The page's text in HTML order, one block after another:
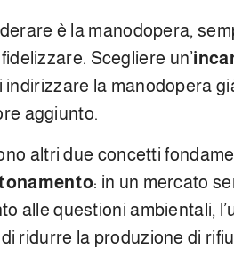
è la manodopera,
Scegliere un’
indirizzare la manodopera
aggiunto.
altri due concetti
: in un mercato
alle questioni ambientali,
ridurre la produzione di